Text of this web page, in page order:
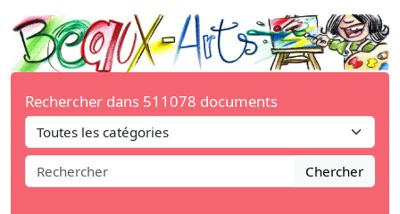
Rechercher dans 511078 documents
Chercher